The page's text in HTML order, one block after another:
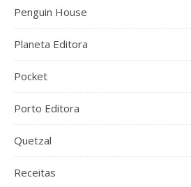
Penguin House
Planeta Editora
Pocket
Porto Editora
Quetzal
Receitas